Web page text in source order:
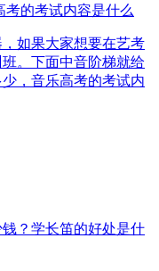
的考试内容是什么
如果大家想要在艺考
。下面中音阶梯就给
，音乐高考的考试内
？学长笛的好处是什